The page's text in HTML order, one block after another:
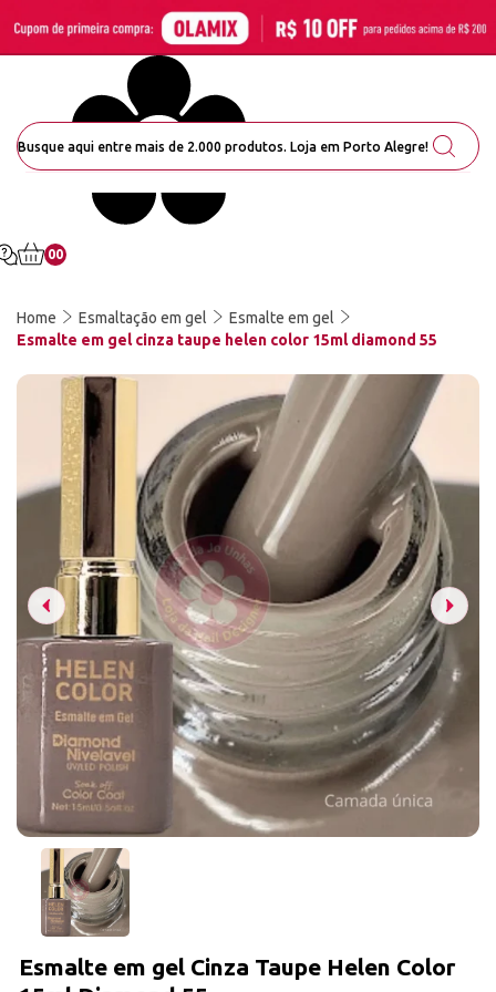
00
Home Esmaltação em gel
Esmalte em gel
Esmalte em gel cinza taupe helen color 15ml diamond 55
Esmalte em gel Cinza Taupe Helen Color